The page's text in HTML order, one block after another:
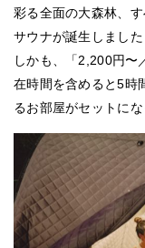
彩る全面の大森林、
サウナが誕生しました
しかも、「2,200円〜
在時間を含めると5時
るお部屋がセットに